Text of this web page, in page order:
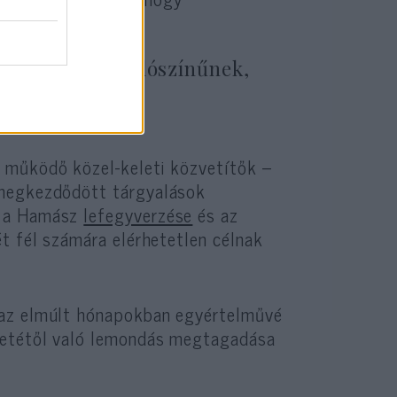
tartják valószínűnek,
történne.
közel-keleti közvetítők –
tárgyalások
Hamász lefegyverzése és az
fél számára elérhetetlen célnak
elmúlt hónapokban egyértelművé
való lemondás megtagadása